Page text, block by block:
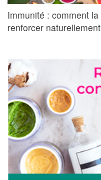
Immunité : comment la
renforcer naturellement